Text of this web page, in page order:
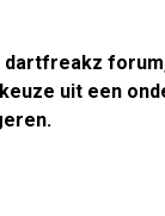
dartfreakz
uit een